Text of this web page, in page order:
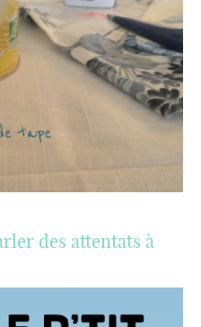
des attentats à